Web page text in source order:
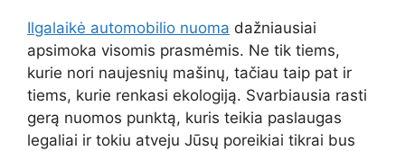
Ilgalaikė automobilio nuoma dažniausiai
apsimoka visomis prasmėmis. Ne tik tiems,
kurie nori naujesnių mašinų, tačiau taip pat ir
tiems, kurie renkasi ekologiją. Svarbiausia rasti
gerą nuomos punktą, kuris teikia paslaugas
legaliai ir tokiu atveju Jūsų poreikiai tikrai bus